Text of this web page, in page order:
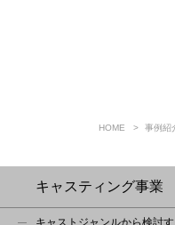
HOME 事例紹
キャスティング事業
キャストジャンルから検討